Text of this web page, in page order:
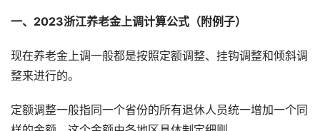
一、2023浙江养老金上调计算公式（附例子）
现在养老金上调一般都是按照定额调整、挂钩调整和倾斜调
整来进行的。
定额调整一般指同一个省份的所有退休人员统一增加一个同